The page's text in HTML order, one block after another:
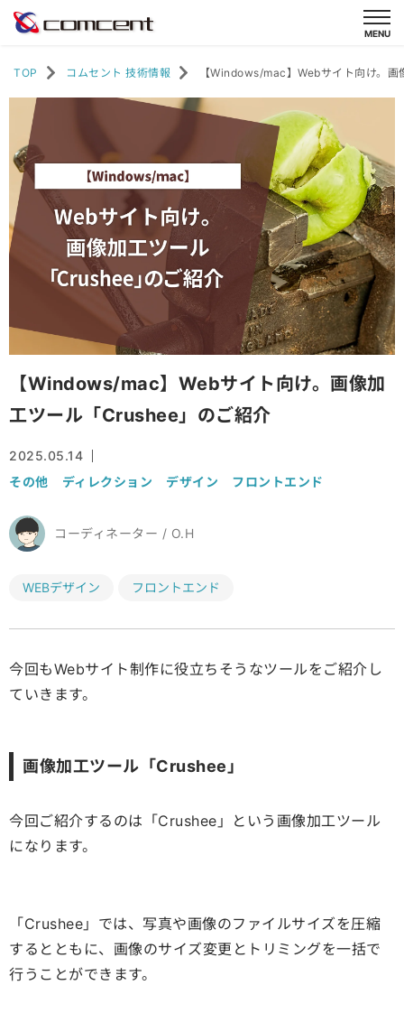
TOP コムセント 技術情報 【Windows/mac】Webサイト向け。
【Windows/mac】Webサイト向け。画像加
工ツール「Crushee」のご紹介
2025.05.14
その他
ディレクション デザイン フロントエンド
コーディネーター / O.H
WEBデザイン フロントエンド
今回もWebサイト制作に役立ちそうなツールをご紹介し
ていきます。
画像加工ツール「Crushee」
今回ご紹介するのは「Crushee」という画像加工ツール
になります。
「Crushee」では、写真や画像のファイルサイズを圧縮
するとともに、画像のサイズ変更とトリミングを一括で
行うことができます。